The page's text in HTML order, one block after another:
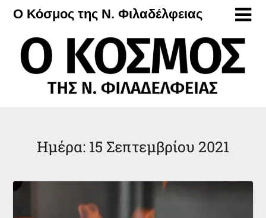
Μετάβαση
περιεχόμενο
Ο Κόσμος της Ν. Φιλαδέλφειας
Ημέρα: 15 Σεπτεμβρίου 2021